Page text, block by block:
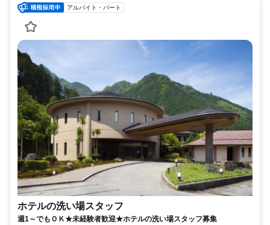
アルバイト・パート
ホテルの洗い場スタッフ
週1～でもＯＫ★未経験者歓迎★ホテルの洗い場スタッフ募集